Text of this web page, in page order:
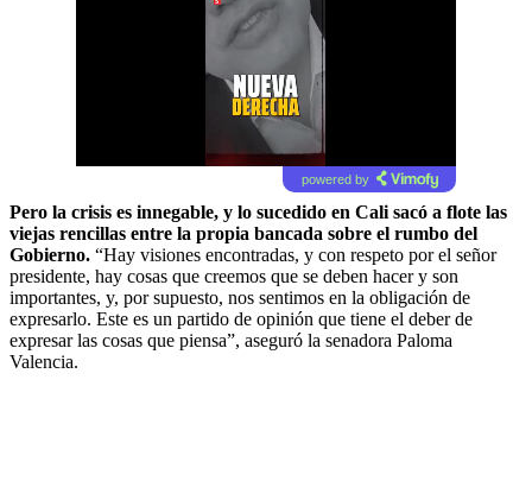
powered by
Pero la crisis es innegable, y lo sucedido en Cali sacó a flote las
viejas rencillas entre la propia bancada sobre el rumbo del
Gobierno. “Hay visiones encontradas, y con respeto por el señor
presidente, hay cosas que creemos que se deben hacer y son
importantes, y, por supuesto, nos sentimos en la obligación de
expresarlo. Este es un partido de opinión que tiene el deber de
expresar las cosas que piensa”, aseguró la senadora Paloma
Valencia.